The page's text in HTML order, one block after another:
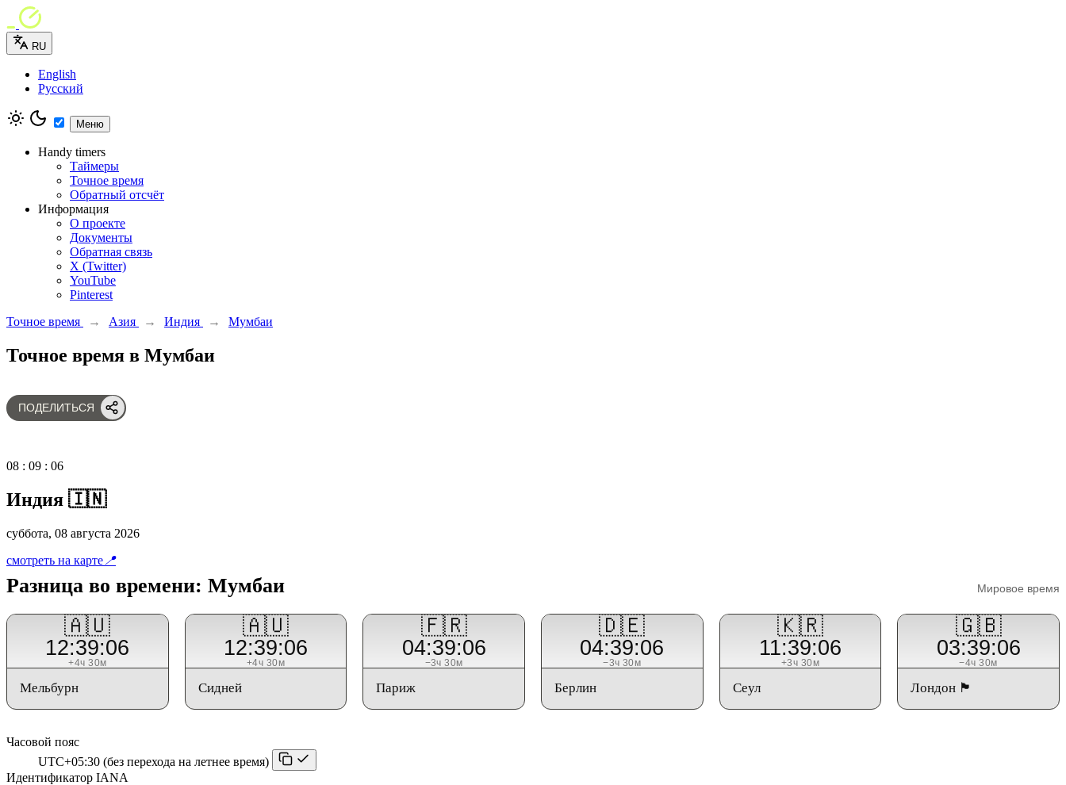
RU
English
Русский
Меню
Handy timers
Таймеры
Точное время
Обратный отсчёт
Информация
О проекте
Документы
Обратная связь
X (Twitter)
YouTube
Pinterest
Точное время
→ Азия → Индия → Мумбаи
Точное время в Мумбаи
ПОДЕЛИТЬСЯ
08 : 09 : 07
Индия 🇮🇳
суббота, 08 августа 2026
смотреть на карте 📍
Разница во времени: Мумбаи Мировое время
🇦🇺
12:39:07
+4ч 30м
Мельбурн
🇦🇺
12:39:07
+4ч 30м
Сидней
🇫🇷
04:39:07
−3ч 30м
Париж
🇩🇪
04:39:07
−3ч 30м
Берлин
🇰🇷
11:39:07
+3ч 30м
Сеул
🇬🇧
03:39:07
−4ч 30м
Лондон 🏴󠁧󠁢󠁥󠁮󠁧󠁿
Часовой пояс
UTC+05:30 (без перехода на летнее время)
Идентификатор IANA